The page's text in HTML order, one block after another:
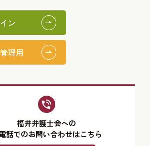
ン
理用
福井弁護士会への
話でのお問い合わせはこちら